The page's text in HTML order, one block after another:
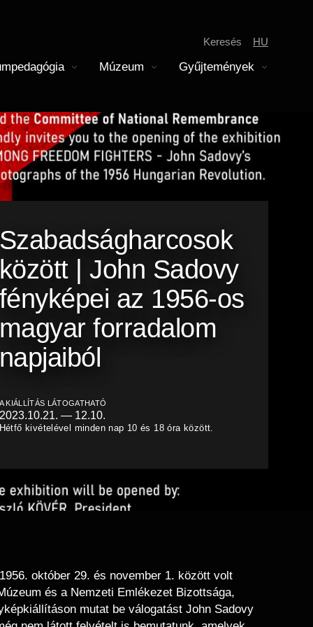
látogatás
megnyitása Múzeum
Almenü megnyitása
közösségi szolgálat
Gyűjtemények
Almenü megnyitása
Főosztály
Keresés HU
Szabadságharcosok
között | John Sadovy
fényképei az 1956-os
magyar forradalom
napjaiból
A KIÁLLÍTÁS LÁTOGATHATÓ
2023.10.21. — 12.10.
Hétfő kivételével minden nap 10 és 18 óra között.
október 29. és november 1. között volt
és a Nemzeti Emlékezet Bizottsága,
mutat be válogatást John Sadovy